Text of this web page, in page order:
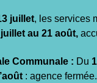
juillet, les services
juillet au 21 août,
Communale : Du
: agence fermée.